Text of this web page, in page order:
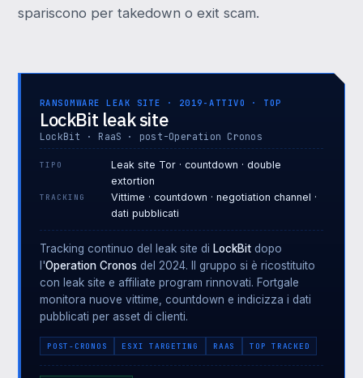
spariscono per takedown o exit scam.
RANSOMWARE LEAK SITE · 2019-ATTIVO · TOP
LockBit leak site
LockBit · RaaS · post-Operation Cronos
TIPO
Leak site Tor · countdown · double
extortion
TRACKING
Vittime · countdown · negotiation channel ·
dati pubblicati
Tracking continuo del leak site di LockBit dopo
l'Operation Cronos del 2024. Il gruppo si è ricostituito
con leak site e affiliate program rinnovati. Fortgale
monitora nuove vittime, countdown e indicizza i dati
pubblicati per asset di clienti.
POST-CRONOS ESXI TARGETING RAAS TOP TRACKED